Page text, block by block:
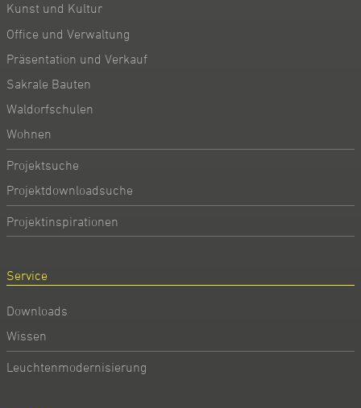
Kunst und Kultur
Office und Verwaltung
Präsentation und Verkauf
Sakrale Bauten
Waldorfschulen
Wohnen
Projektsuche
Projektdownloadsuche
Projektinspirationen
Service
Downloads
Wissen
Leuchtenmodernisierung